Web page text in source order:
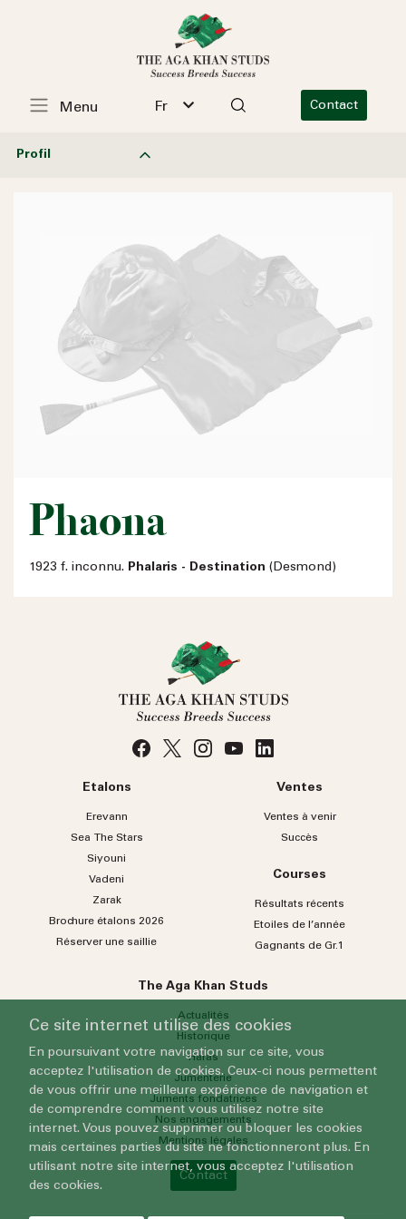
Fr Contact
Menu
Profil
Phaona
1923 f. inconnu. Phalaris - Destination (Desmond)
Etalons
Erevann
Sea TheStars
Siyouni
Vadeni
Zarak
Brochure étalons 2026
Réserver une saillie
Ventes
Ventes à venir
Succès
Courses
Résultats récents
Etoiles de l’année
Gagnants de Gr.1
The Aga Khan Studs
Actualités
Historique
Haras
Jumenterie
Juments fondatrices
Nos engagements
Mentions légales
Contact
Ce site internet utilise des cookies
En poursuivant votre navigation sur ce site, vous
acceptez l'utilisation de cookies. Ceux-ci nous permettent
de vous offrir une meilleure expérience de navigation et
de comprendre comment vous utilisez notre site
internet. Vous pouvez supprimer ou bloquer les cookies
mais certaines parties du site ne fonctionneront plus. En
utilisant notre site internet, vous acceptez l'utilisation
des cookies.